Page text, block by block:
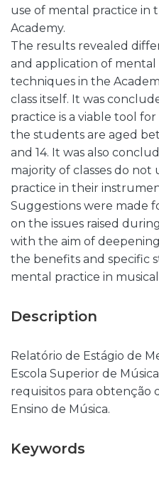
use of mental practice in
Academy.
The results revealed
and application of mental
techniques in the
class itself. It was
practice is a viable tool
the students are aged
and 14. It was also
majority of classes do not
practice in their
Suggestions were made
on the issues raised
with the aim of
the benefits and specific
mental practice in
Description
Relatório de Estágio de
Escola Superior de
requisitos para obtenção
Ensino de Música.
Keywords